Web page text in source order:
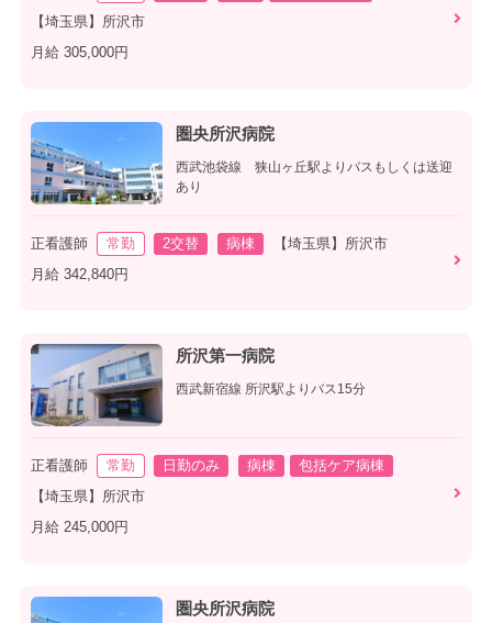
【埼玉県】所沢市
月給 305,000円
圏央所沢病院
西武池袋線 狭山ヶ丘駅よりバスもしくは送迎
あり
正看護師 常勤 2交替 病棟
【埼玉県】所沢市
月給 342,840円
所沢第一病院
西武新宿線 所沢駅よりバス15分
正看護師 常勤 日勤のみ 病棟
包括ケア病棟
【埼玉県】所沢市
月給 245,000円
圏央所沢病院